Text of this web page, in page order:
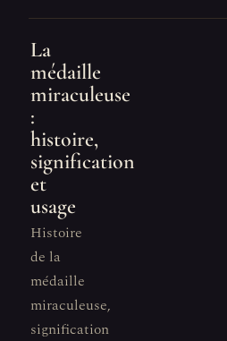
La
médaille
miraculeuse
:
histoire,
signification
et
usage
Histoire
de la
médaille
miraculeuse,
signification